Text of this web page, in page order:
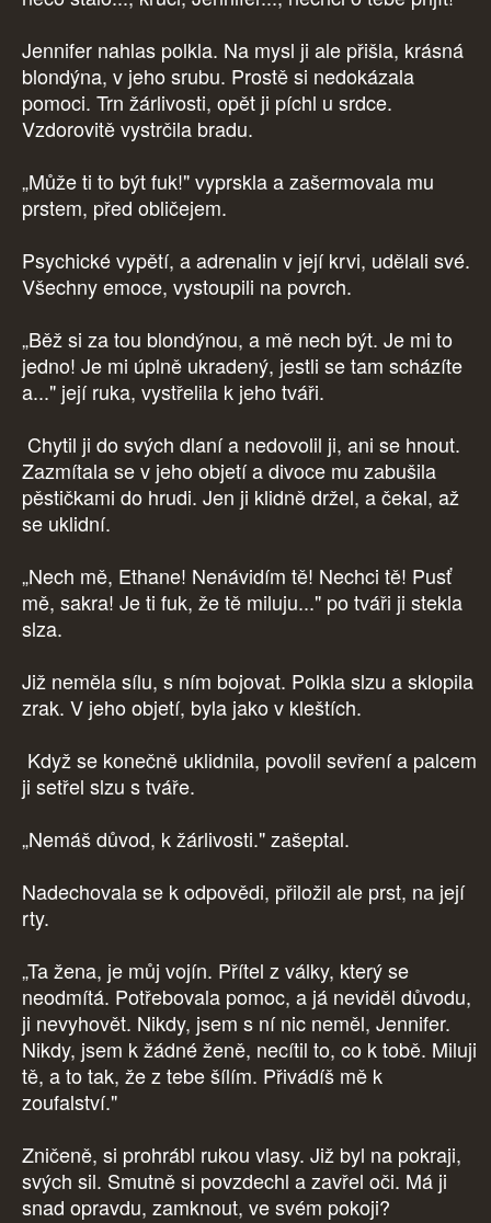
Jennifer nahlas polkla. Na mysl ji ale přišla, krásná
blondýna, v jeho srubu. Prostě si nedokázala
pomoci. Trn žárlivosti, opět ji píchl u srdce.
Vzdorovitě vystrčila bradu.
„Může ti to být fuk!" vyprskla a zašermovala mu
prstem, před obličejem.
Psychické vypětí, a adrenalin v její krvi, udělali své.
Všechny emoce, vystoupili na povrch.
„Běž si za tou blondýnou, a mě nech být. Je mi to
jedno! Je mi úplně ukradený, jestli se tam scházíte
a..." její ruka, vystřelila k jeho tváři.
Chytil ji do svých dlaní a nedovolil ji, ani se hnout.
Zazmítala se v jeho objetí a divoce mu zabušila
pěstičkami do hrudi. Jen ji klidně držel, a čekal, až
se uklidní.
„Nech mě, Ethane! Nenávidím tě! Nechci tě! Pusť
mě, sakra! Je ti fuk, že tě miluju..." po tváři ji stekla
slza.
Již neměla sílu, s ním bojovat. Polkla slzu a sklopila
zrak. V jeho objetí, byla jako v kleštích.
Když se konečně uklidnila, povolil sevření a palcem
ji setřel slzu s tváře.
„Nemáš důvod, k žárlivosti." zašeptal.
Nadechovala se k odpovědi, přiložil ale prst, na její
rty.
„Ta žena, je můj vojín. Přítel z války, který se
neodmítá. Potřebovala pomoc, a já neviděl důvodu,
ji nevyhovět. Nikdy, jsem s ní nic neměl, Jennifer.
Nikdy, jsem k žádné ženě, necítil to, co k tobě. Miluji
tě, a to tak, že z tebe šílím. Přivádíš mě k
zoufalství."
Zničeně, si prohrábl rukou vlasy. Již byl na pokraji,
svých sil. Smutně si povzdechl a zavřel oči. Má ji
snad opravdu, zamknout, ve svém pokoji?